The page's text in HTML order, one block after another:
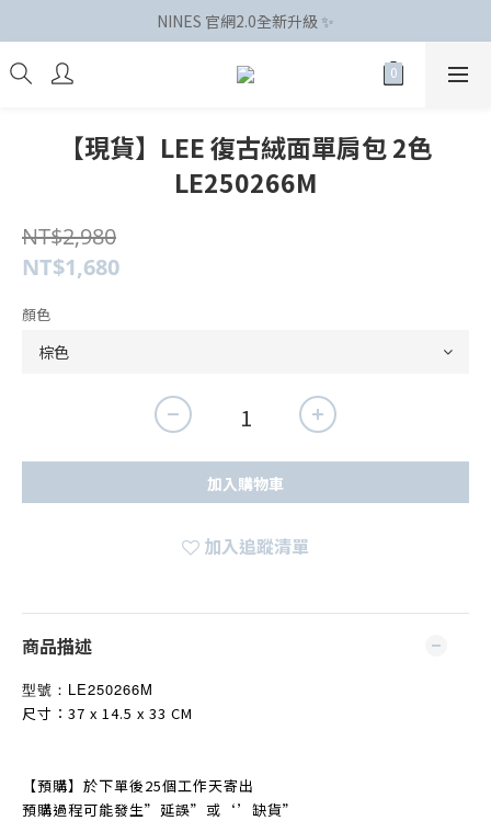
NINES 官網2.0全新升級 ✨
【現貨】LEE 復古絨面單肩包 2色
LE250266M
NT$2,980
NT$1,680
顏色
加入購物車
加入追蹤清單
商品描述
型號： LE250266M
尺寸：37 x 14.5 x 33 CM
【預購】於下單後25個工作天寄出
預購過程可能發生” 延誤” 或‘’缺貨”